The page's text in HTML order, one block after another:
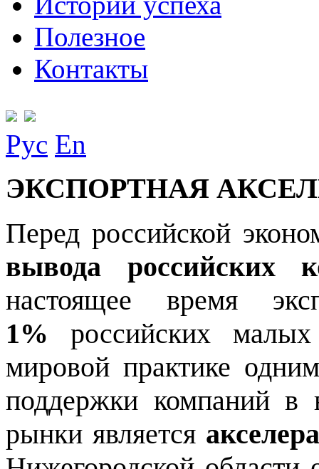
Полезное
Контакты
Рус En
ЭКСПОРТНАЯ
Перед российской
вывода российских
настоящее время
1% российских
мировой практике
поддержки компаний в
рынки является